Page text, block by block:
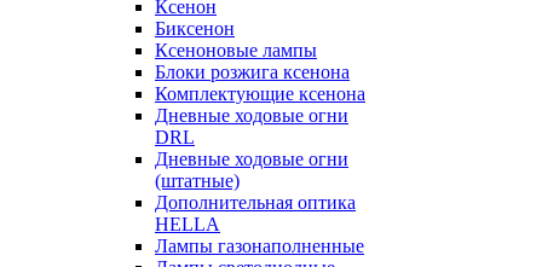
Ксенон
Биксенон
Ксеноновые лампы
Блоки розжига ксенона
Комплектующие ксенона
Дневные ходовые огни
DRL
Дневные ходовые огни
(штатные)
Дополнительная оптика
HELLA
Лампы газонаполненные